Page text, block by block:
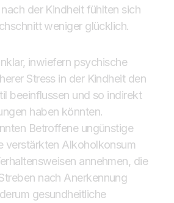
der Kindheit fühlten sich
weniger glücklich.
inwiefern psychische
Stress in der Kindheit den
beeinflussen und so indirekt
haben könnten.
Betroffene ungünstige
verstärkten Alkoholkonsum
annehmen, die
nach Anerkennung
gesundheitliche